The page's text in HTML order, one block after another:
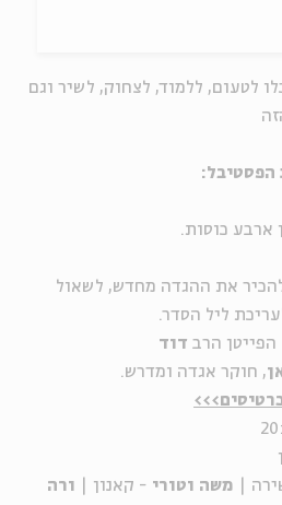
לטעום, ללמוד, לצחוק, לשיר וגם
הפסטיבל:
ארבע כוסות.
להכיר את ההגדה מחדש, לשאול
ליל הסדר.
הפייטן הרב דוד
, חוקר אגדה ומדרש.
| משה וטורי - קאנון | ורה